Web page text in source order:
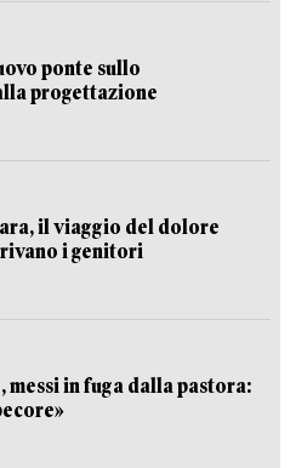
ponte sullo
progettazione
il viaggio del dolore
i genitori
messi in fuga dalla pastora: